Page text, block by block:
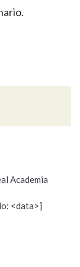
Academia
<data>]